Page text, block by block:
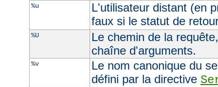
%u
L'utilisateur distant (en
faux si le statut de
%U
Le chemin de la
chaîne d'arguments.
%v
Le nom canonique du
défini par la directive